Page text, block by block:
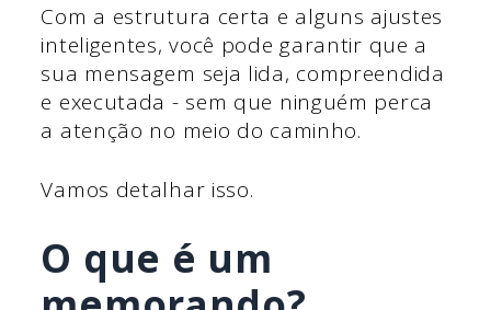
Com a estrutura certa e alguns ajustes
inteligentes, você pode garantir que a
sua mensagem seja lida, compreendida
e executada - sem que ninguém perca
a atenção no meio do caminho.
Vamos detalhar isso.
O que é um